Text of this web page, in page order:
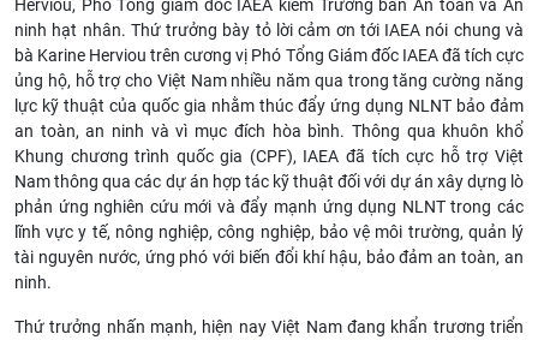
Herviou, Phó Tổng giám đốc IAEA kiêm Trưởng ban An toàn và An
ninh hạt nhân. Thứ trưởng bày tỏ lời cảm ơn tới IAEA nói chung và
bà Karine Herviou trên cương vị Phó Tổng Giám đốc IAEA đã tích cực
ủng hộ, hỗ trợ cho Việt Nam nhiều năm qua trong tăng cường năng
lực kỹ thuật của quốc gia nhằm thúc đẩy ứng dụng NLNT bảo đảm
an toàn, an ninh và vì mục đích hòa bình. Thông qua khuôn khổ
Khung chương trình quốc gia (CPF), IAEA đã tích cực hỗ trợ Việt
Nam thông qua các dự án hợp tác kỹ thuật đối với dự án xây dựng lò
phản ứng nghiên cứu mới và đẩy mạnh ứng dụng NLNT trong các
lĩnh vực y tế, nông nghiệp, công nghiệp, bảo vệ môi trường, quản lý
tài nguyên nước, ứng phó với biến đổi khí hậu, bảo đảm an toàn, an
ninh.
Thứ trưởng nhấn mạnh, hiện nay Việt Nam đang khẩn trương triển